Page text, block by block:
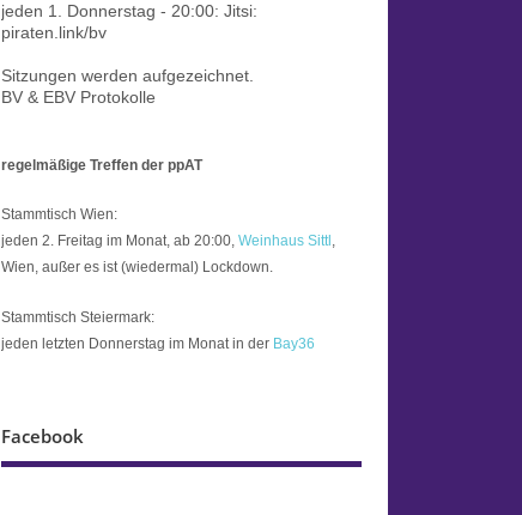
jeden 1. Donnerstag - 20:00: Jitsi:
piraten.link/bv
Sitzungen werden aufgezeichnet.
BV & EBV Protokolle
regelmäßige Treffen der ppAT
Stammtisch Wien:
jeden 2. Freitag im Monat, ab 20:00, Weinhaus Sittl ,
Wien, außer es ist (wiedermal) Lockdown.
Stammtisch Steiermark:
jeden letzten Donnerstag im Monat in der Bay36
Facebook